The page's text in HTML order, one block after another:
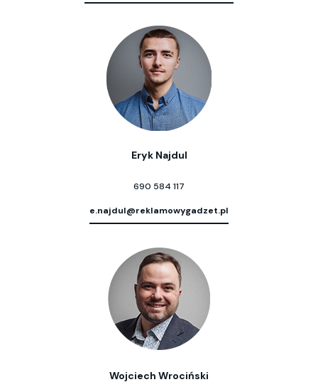
Eryk Najdul
690 584 117
e.najdul@reklamowygadzet.pl
Wojciech Wrociński